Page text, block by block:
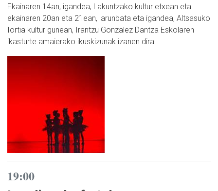
Ekainaren 14an, igandea, Lakuntzako kultur etxean eta
ekainaren 20an eta 21ean, larunbata eta igandea, Altsasuko
Iortia kultur gunean, Irantzu Gonzalez Dantza Eskolaren
ikasturte amaierako ikuskizunak izanen dira.
19:00